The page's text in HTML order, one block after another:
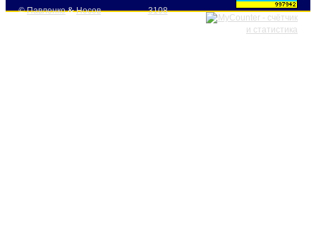
©Павленко&Носов 3108